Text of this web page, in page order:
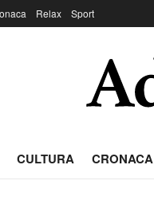
Relax Sport
CULTURA CRONACA